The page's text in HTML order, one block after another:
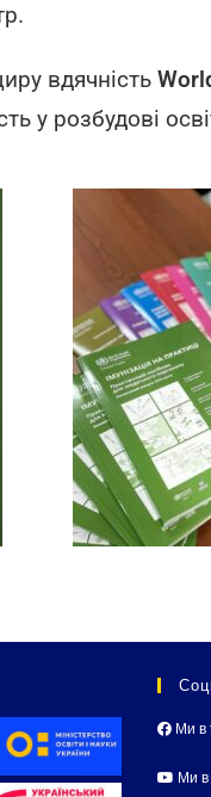
вдячність
у розбудові
Ми в
Ми в